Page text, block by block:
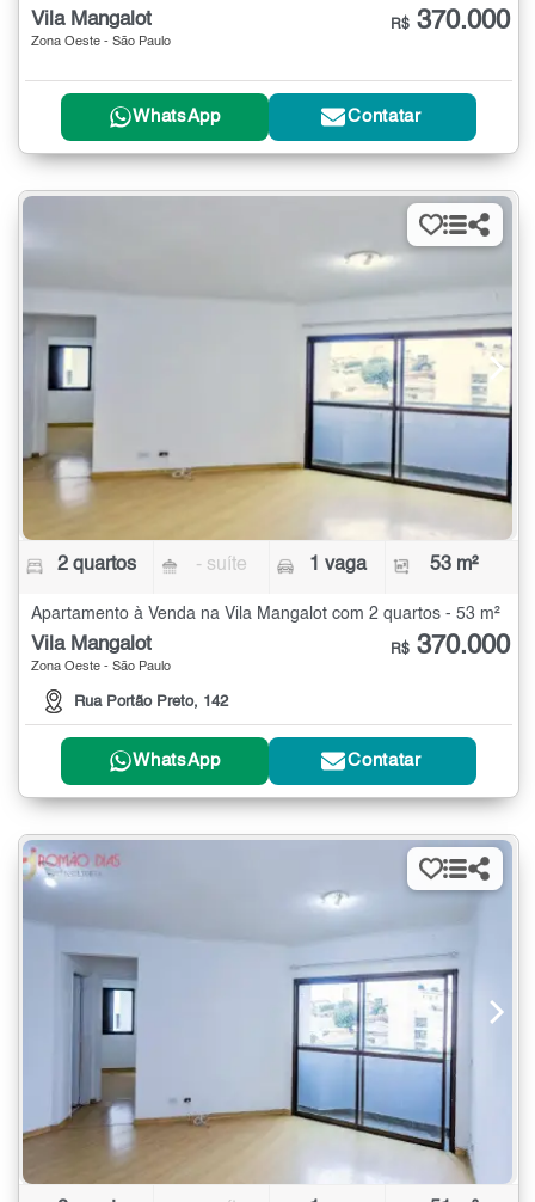
Vila Mangalot
Zona Oeste - São Paulo
R$ 370.000
WhatsApp Contatar
2 quartos - suíte 1 vaga 53 m²
Apartamento à Venda na Vila Mangalot com 2 quartos - 53 m²
Vila Mangalot
Zona Oeste - São Paulo
Rua Portão Preto, 142
R$ 370.000
WhatsApp Contatar